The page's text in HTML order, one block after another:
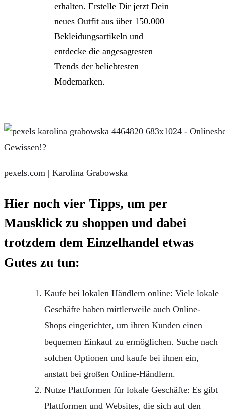
erhalten. Erstelle Dir jetzt Dein
neues Outfit aus über 150.000
Bekleidungsartikeln und
entdecke die angesagtesten
Trends der beliebtesten
Modemarken.
pexels.com | Karolina Grabowska
Hier noch vier Tipps, um per
Mausklick zu shoppen und dabei
trotzdem dem Einzelhandel etwas
Gutes zu tun:
Kaufe bei lokalen Händlern online: Viele lokale
Geschäfte haben mittlerweile auch Online-
Shops eingerichtet, um ihren Kunden einen
bequemen Einkauf zu ermöglichen. Suche nach
solchen Optionen und kaufe bei ihnen ein,
anstatt bei großen Online-Händlern.
Nutze Plattformen für lokale Geschäfte: Es gibt
Plattformen und Websites, die sich auf den